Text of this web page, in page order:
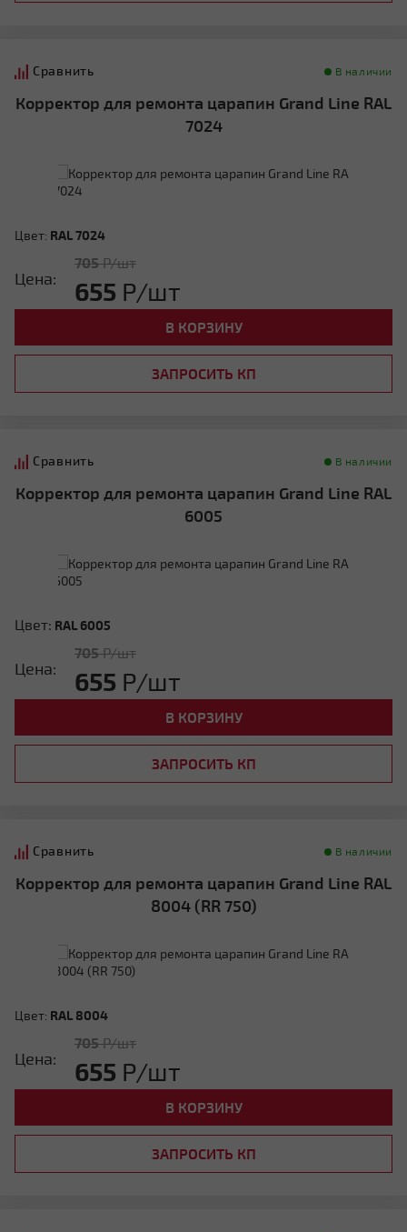
Сравнить В наличии
Корректор для ремонта царапин Grand Line RAL
7024
Цвет: RAL 7024
Цена:
705Р/шт
655 Р/шт
В КОРЗИНУ
ЗАПРОСИТЬ КП
Сравнить В наличии
Корректор для ремонта царапин Grand Line RAL
6005
Цвет: RAL 6005
Цена:
705Р/шт
655 Р/шт
В КОРЗИНУ
ЗАПРОСИТЬ КП
Сравнить В наличии
Корректор для ремонта царапин Grand Line RAL
8004 (RR 750)
Цвет: RAL 8004
Цена:
705Р/шт
655 Р/шт
В КОРЗИНУ
ЗАПРОСИТЬ КП